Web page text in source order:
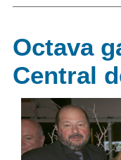
Octava
Central